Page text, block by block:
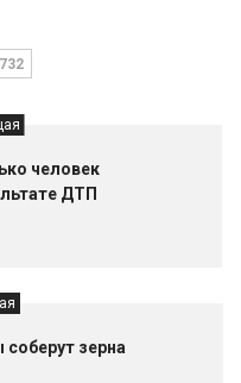
732
человек
ДТП
зерна